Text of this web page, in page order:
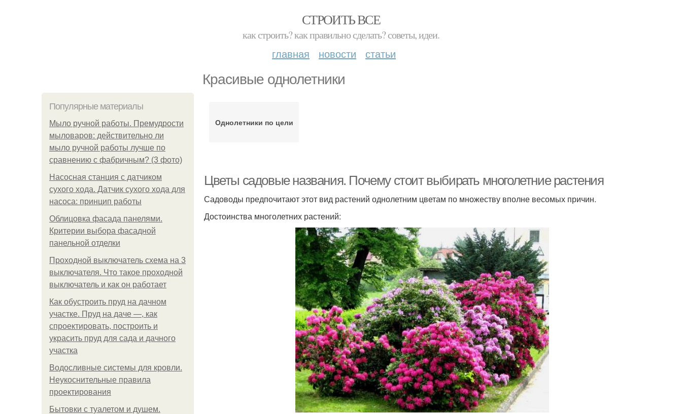
СТРОИТЬ ВСЕ
как строить? как правильно сделать? советы, идеи.
главная новости статьи
Красивые однолетники
Популярные материалы
Мыло ручной работы. Премудрости
мыловаров: действительно ли
мыло ручной работы лучше по
сравнению с фабричным? (3 фото)
Насосная станция с датчиком
сухого хода. Датчик сухого хода для
насоса: принцип работы
Облицовка фасада панелями.
Критерии выбора фасадной
панельной отделки
Проходной выключатель схема на 3
выключателя. Что такое проходной
выключатель и как он работает
Как обустроить пруд на дачном
участке. Пруд на даче —, как
спроектировать, построить и
украсить пруд для сада и дачного
участка
Водосливные системы для кровли.
Неукоснительные правила
проектирования
Бытовки с туалетом и душем.
Однолетники по цели
Цветы садовые названия. Почему стоит выбирать многолетние растения
Садоводы предпочитают этот вид растений однолетним цветам по множеству вполне весомых причин.
Достоинства многолетних растений: